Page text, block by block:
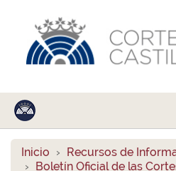
Inicio
Recursos de
Boletín Oficial de las